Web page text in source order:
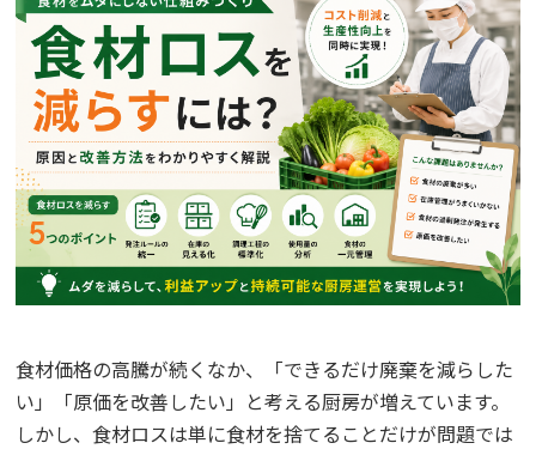
食材価格の高騰が続くなか、「できるだけ廃棄を減らした
い」「原価を改善したい」と考える厨房が増えています。
しかし、食材ロスは単に食材を捨てることだけが問題では